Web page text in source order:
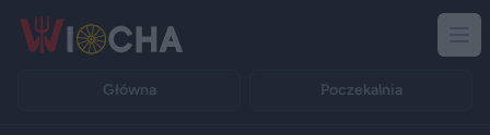
Główna Poczekalnia